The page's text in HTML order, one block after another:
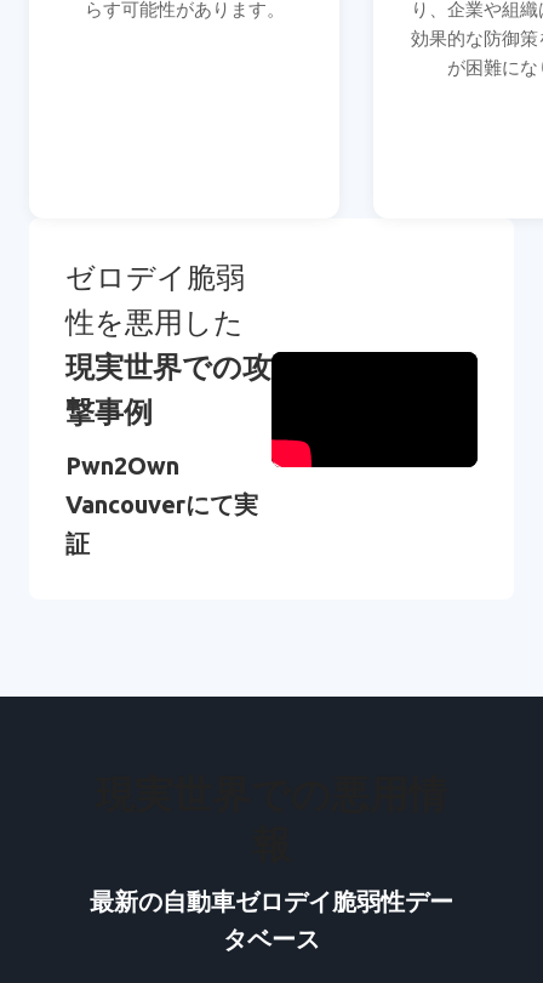
らす可能性があります。
り、企業や組
効果的な防御
が困難に
ゼロデイ脆弱
性を悪用した
現実世界での攻
撃事例
Pwn2Own
Vancouverにて実
証
最新の自動車ゼロデイ脆弱性デー
タベース